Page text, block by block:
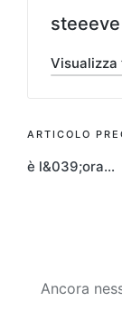
steeeve
articoli
ARTICOLO
è l&039;ora…
Ancora